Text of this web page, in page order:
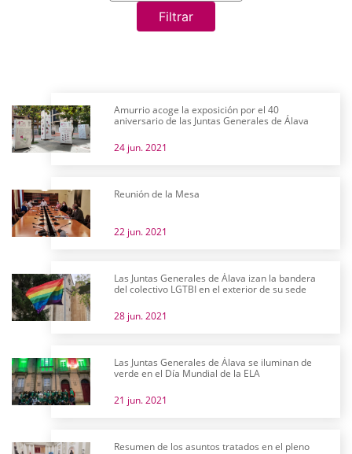
Filtrar
Amurrio acoge la exposición por el 40
aniversario de las Juntas Generales de Álava
24 jun. 2021
Reunión de la Mesa
22 jun. 2021
Las Juntas Generales de Álava izan la bandera
del colectivo LGTBI en el exterior de su sede
28 jun. 2021
Las Juntas Generales de Álava se iluminan de
verde en el Día Mundial de la ELA
21 jun. 2021
Resumen de los asuntos tratados en el pleno